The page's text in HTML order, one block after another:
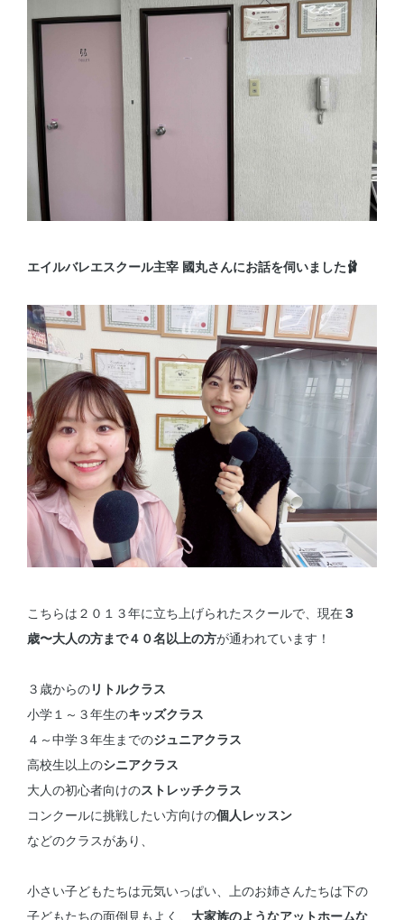
エイルバレエスクール主宰 國丸さんにお話を伺いました🩰
こちらは２０１３年に立ち上げられたスクールで、現在３
歳〜大人の方まで４０名以上の方が通われています！
３歳からのリトルクラス
小学１～３年生のキッズクラス
４～中学３年生までのジュニアクラス
高校生以上のシニアクラス
大人の初心者向けのストレッチクラス
コンクールに挑戦したい方向けの個人レッスン
などのクラスがあり、
小さい子どもたちは元気いっぱい、上のお姉さんたちは下の
子どもたちの面倒見もよく、 大家族のようなアットホームな